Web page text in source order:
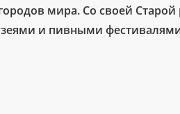
мира. Со своей
и пивными